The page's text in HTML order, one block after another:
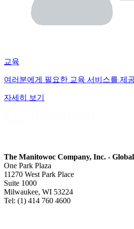
교육
여러분에게 필요한 교육 서비스를 제
자세히 보기
The Manitowoc Company, Inc. -
One Park Plaza
11270 West Park Place
Suite 1000
Milwaukee, WI 53224
Tel: (1) 414 760 4600